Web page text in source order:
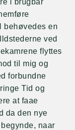
i brugbar
behøvedes en
ved
flyttes
til mig og
forbundne
Tid og
at faae
da den nye
naar